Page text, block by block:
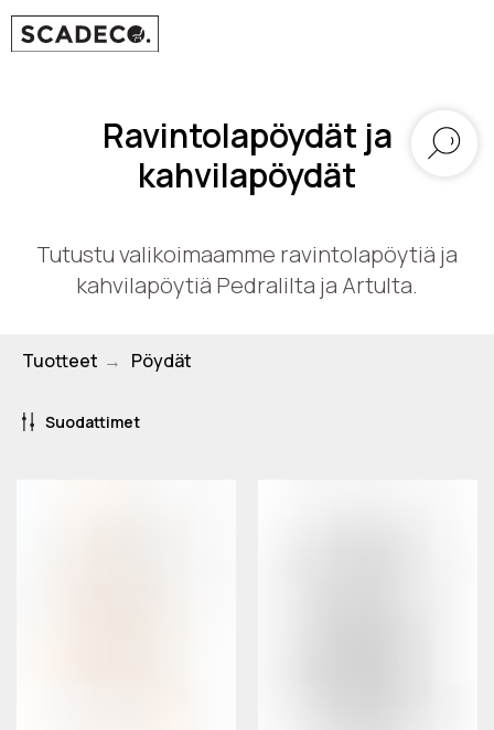
Ravintolapöydät ja
kahvilapöydät
Tutustu valikoimaamme ravintolapöytiä ja
kahvilapöytiä Pedralilta ja Artulta.
Tuotteet → Pöydät